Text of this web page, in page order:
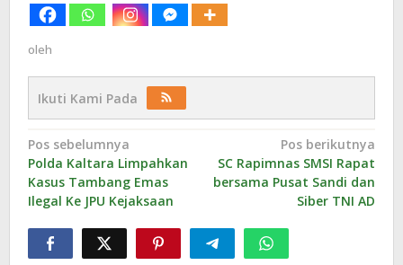
oleh
Ikuti Kami Pada
Navigasi
pos
Pos sebelumnya
Polda Kaltara Limpahkan
Kasus Tambang Emas
Ilegal Ke JPU Kejaksaan
Pos berikutnya
SC Rapimnas SMSI Rapat
bersama Pusat Sandi dan
Siber TNI AD